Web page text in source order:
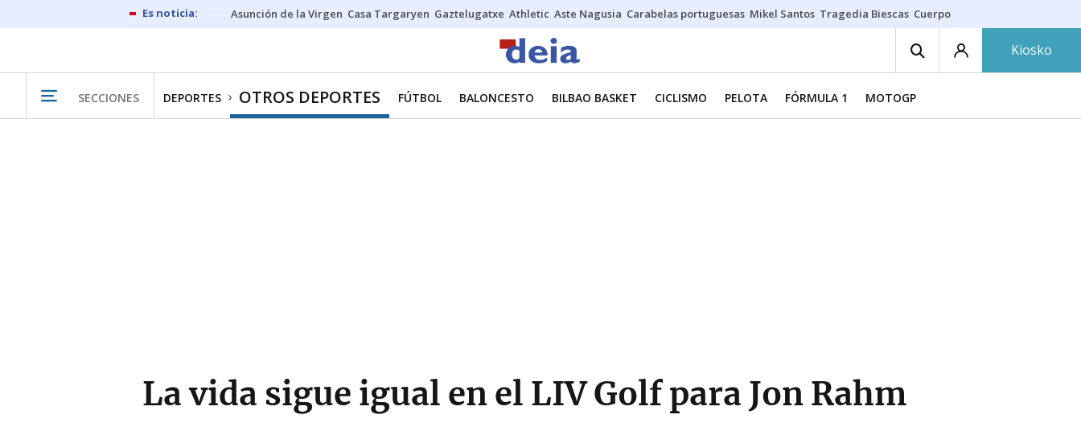
Asunción de la Virgen Casa Targaryen Gaztelugatxe Athletic Aste Nagusia Carabelas portuguesas Mikel Santos Tragedia Biescas Cuerpo ría
Kiosko
SECCIONES DEPORTES OTROS DEPORTES FÚTBOL BALONCESTO BILBAO BASKET CICLISMO PELOTA FÓRMULA 1 MOTOGP
La vida sigue igual en el LIV Golf para Jon Rahm